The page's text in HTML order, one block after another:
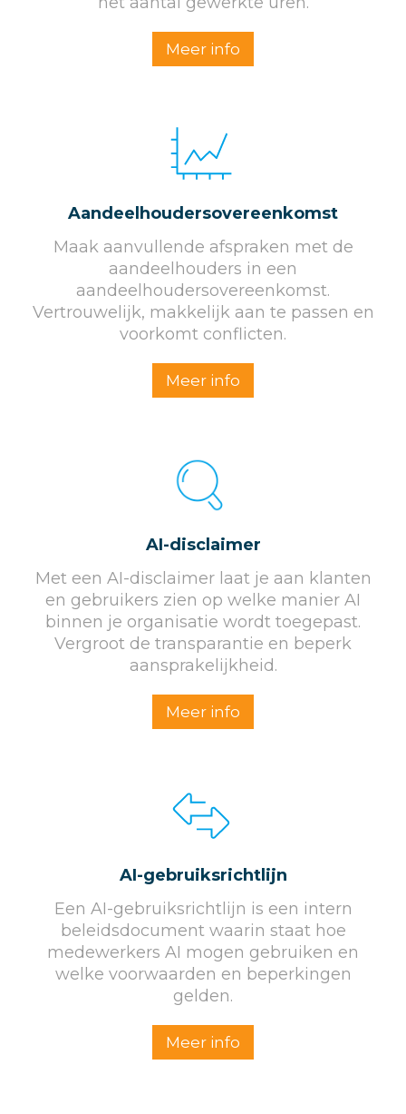
Meer info
Aandeelhoudersovereenkomst
Maak aanvullende afspraken met de
aandeelhouders in een
aandeelhoudersovereenkomst.
Vertrouwelijk, makkelijk aan te passen en
voorkomt conflicten.
Meer info
AI-disclaimer
Met een AI-disclaimer laat je aan klanten
en gebruikers zien op welke manier AI
binnen je organisatie wordt toegepast.
Vergroot de transparantie en beperk
aansprakelijkheid.
Meer info
AI-gebruiksrichtlijn
Een AI-gebruiksrichtlijn is een intern
beleidsdocument waarin staat hoe
medewerkers AI mogen gebruiken en
welke voorwaarden en beperkingen
gelden.
Meer info